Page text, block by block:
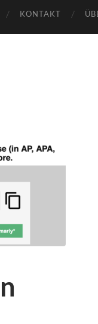
KONTAKT